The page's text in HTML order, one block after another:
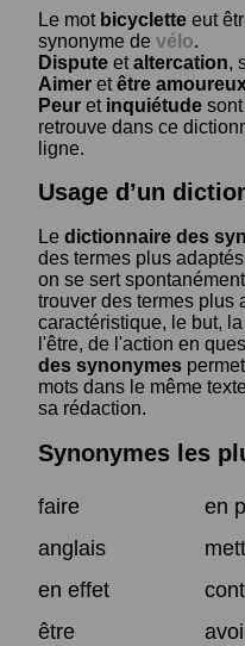
Le mot bicyclette eut
synonyme de vélo.
Dispute etaltercation,
Aimer etêtre
Peur et inquiétude
retrouve dans ce
ligne.
Usage d’un
Le dictionnaire des
des termes plus
on se sert
trouver des termes plus
caractéristique, le but,
l'être, de l'action en
des synonymes
mots dans le même
sa rédaction.
Synonymes les
faire
en
anglais
en effet
être